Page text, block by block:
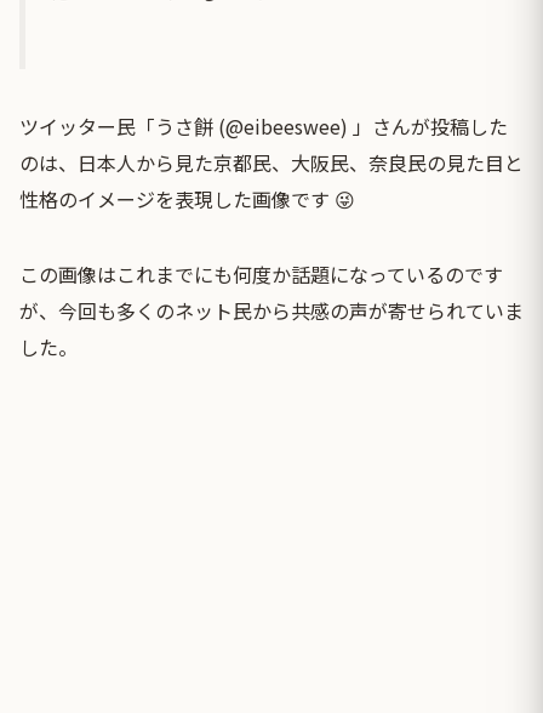
ツイッター民「うさ餅 (@eibeeswee) 」さんが投稿した
のは、日本人から見た京都民、大阪民、奈良民の見た目と
性格のイメージを表現した画像です 😜
この画像はこれまでにも何度か話題になっているのです
が、今回も多くのネット民から共感の声が寄せられていま
した。